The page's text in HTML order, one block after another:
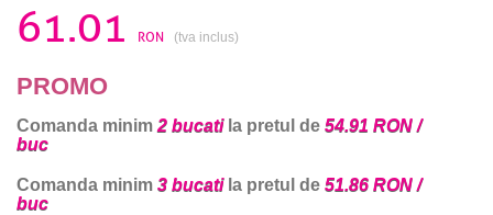
61.01 RON (tva inclus)
PROMO
Comanda minim 2 bucatila pretul de 54.91 RON /
buc
Comanda minim 3 bucatila pretul de 51.86 RON /
buc